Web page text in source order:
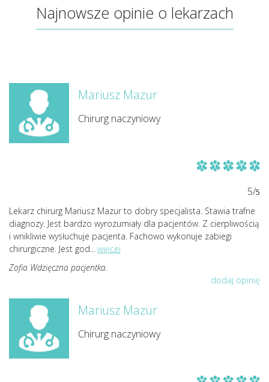
Najnowsze opinie o lekarzach
Mariusz Mazur
Chirurg naczyniowy
5/5
Lekarz chirurg Mariusz Mazur to dobry specjalista. Stawia trafne
diagnozy. Jest bardzo wyrozumiały dla pacjentów. Z cierpliwością
i wnikliwie wysłuchuje pacjenta. Fachowo wykonuje zabiegi
chirurgiczne. Jest god
więcej
Zofia Wdzięczna pacjentka.
dodaj opinię
Mariusz Mazur
Chirurg naczyniowy